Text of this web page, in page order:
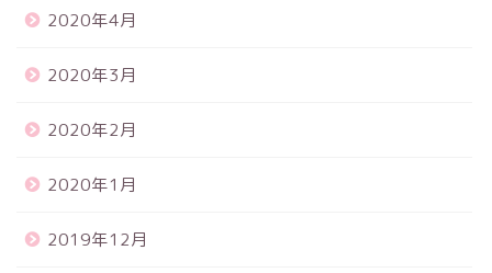
2020年4月
2020年3月
2020年2月
2020年1月
2019年12月